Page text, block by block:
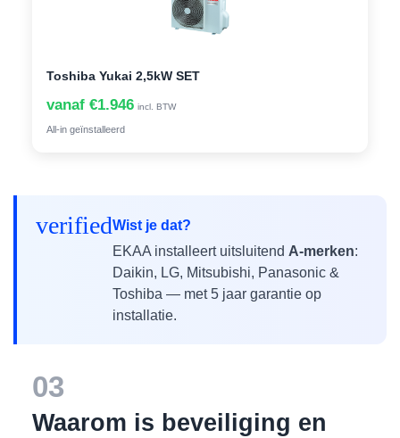
Toshiba Yukai 2,5kW SET
vanaf €1.946 incl. BTW
All-in geïnstalleerd
verifiedWist je dat?
EKAA installeert uitsluitend A-merken:
Daikin, LG, Mitsubishi, Panasonic &
Toshiba — met 5 jaar garantie op
installatie.
03
Waarom is beveiliging en